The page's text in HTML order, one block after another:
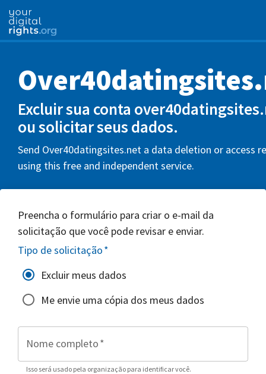
Excluir sua conta
ou solicitar seus dados.
Send Over40datingsites.net a data deletion or access
using this free and independent service.
Preencha o formulário para criar o e-mail da
solicitação que você pode revisar e enviar.
Tipo de solicitação*
Excluir meus dados
Me envie uma cópia dos meus dados
Nome completo*
Isso será usado pela organização para identificar você.